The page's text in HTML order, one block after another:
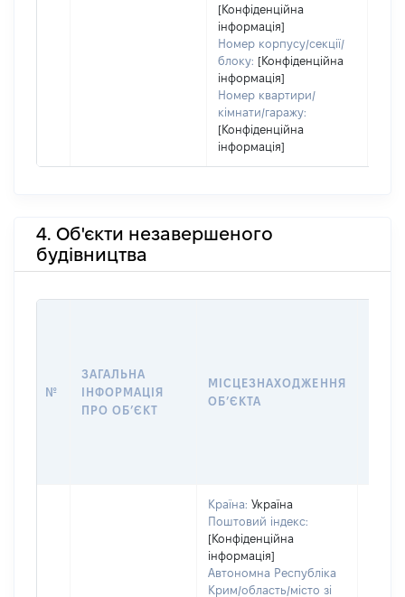
[Конфіденційна
інформація]
Номер корпусу/секції/
блоку: [Конфіденційна
інформація]
Номер квартири/
кімнати/гаражу:
[Конфіденційна
інформація]
4. Об'єкти незавершеного
будівництва
№
ЗАГАЛЬНА
ІНФОРМАЦІЯ
ПРО ОБʼЄКТ
МІСЦЕЗНАХОДЖЕННЯ
ОБʼЄКТА
Країна: Україна
Поштовий індекс:
[Конфіденційна
інформація]
Автономна Республіка
Крим/область/місто зі